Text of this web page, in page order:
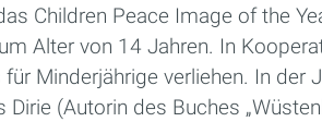
Children Peace Image of the
Alter von 14 Jahren. In
für Minderjährige verliehen. In
Dirie (Autorin des Buches